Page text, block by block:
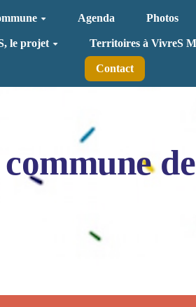
Agenda Photos
le projet Territoires à VivreS
Contact